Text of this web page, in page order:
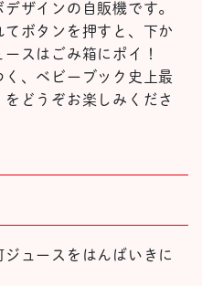
ザインの自販機です。
ボタンを押すと、下か
ースはごみ箱にポイ！
、ベビーブック史上最
どうぞお楽しみくださ
ジュースをはんばいきに